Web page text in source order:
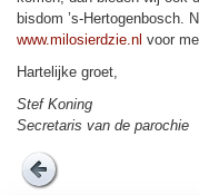
bisdom ’s-Hertogen­bosch.
www.milosierdzie.nl voor
Harte­lijke groet,
Stef Koning
Se­cre­ta­ris van de pa­ro­chie